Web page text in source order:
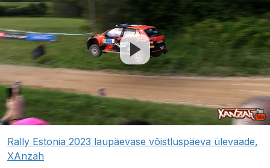
Rally Estonia 2023 laupäevase võistluspäeva ülevaade,
XAnzah